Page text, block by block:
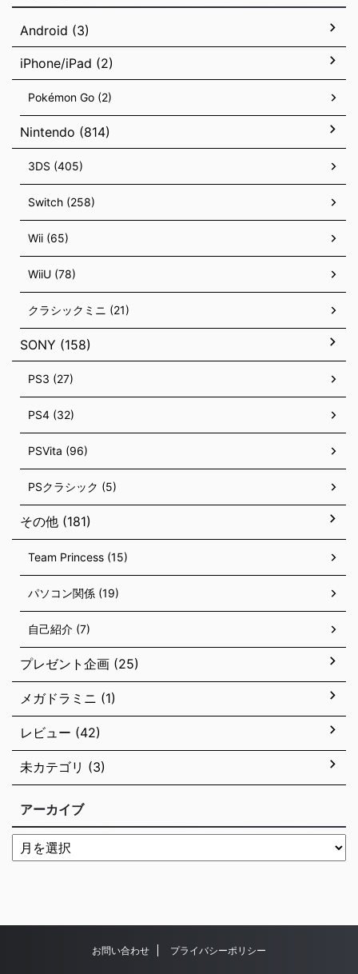
Android (3)
iPhone/iPad (2)
Pokémon Go (2)
Nintendo (814)
3DS (405)
Switch (258)
Wii (65)
WiiU (78)
クラシックミニ (21)
SONY (158)
PS3 (27)
PS4 (32)
PSVita (96)
PSクラシック (5)
その他 (181)
Team Princess (15)
パソコン関係 (19)
自己紹介 (7)
プレゼント企画 (25)
メガドラミニ (1)
レビュー (42)
未カテゴリ (3)
アーカイブ
お問い合わせ プライバシーポリシー